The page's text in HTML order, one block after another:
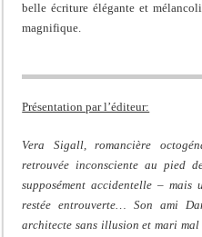
belle écriture élégante et
magnifique.
Présentation par l’éditeur:
Vera Sigall, romancière
retrouvée inconsciente au pied
supposément accidentelle – mais
restée entrouverte… Son ami
architecte sans illusion et mari